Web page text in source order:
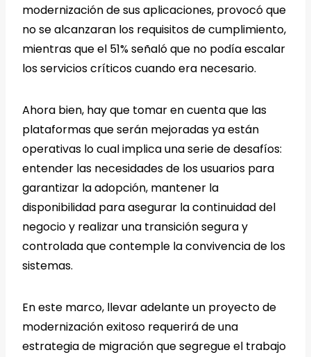
modernización de sus aplicaciones, provocó que
no se alcanzaran los requisitos de cumplimiento,
mientras que el 51% señaló que no podía escalar
los servicios críticos cuando era necesario.
Ahora bien, hay que tomar en cuenta que las
plataformas que serán mejoradas ya están
operativas lo cual implica una serie de desafíos:
entender las necesidades de los usuarios para
garantizar la adopción, mantener la
disponibilidad para asegurar la continuidad del
negocio y realizar una transición segura y
controlada que contemple la convivencia de los
sistemas.
En este marco, llevar adelante un proyecto de
modernización exitoso requerirá de una
estrategia de migración que segregue el trabajo